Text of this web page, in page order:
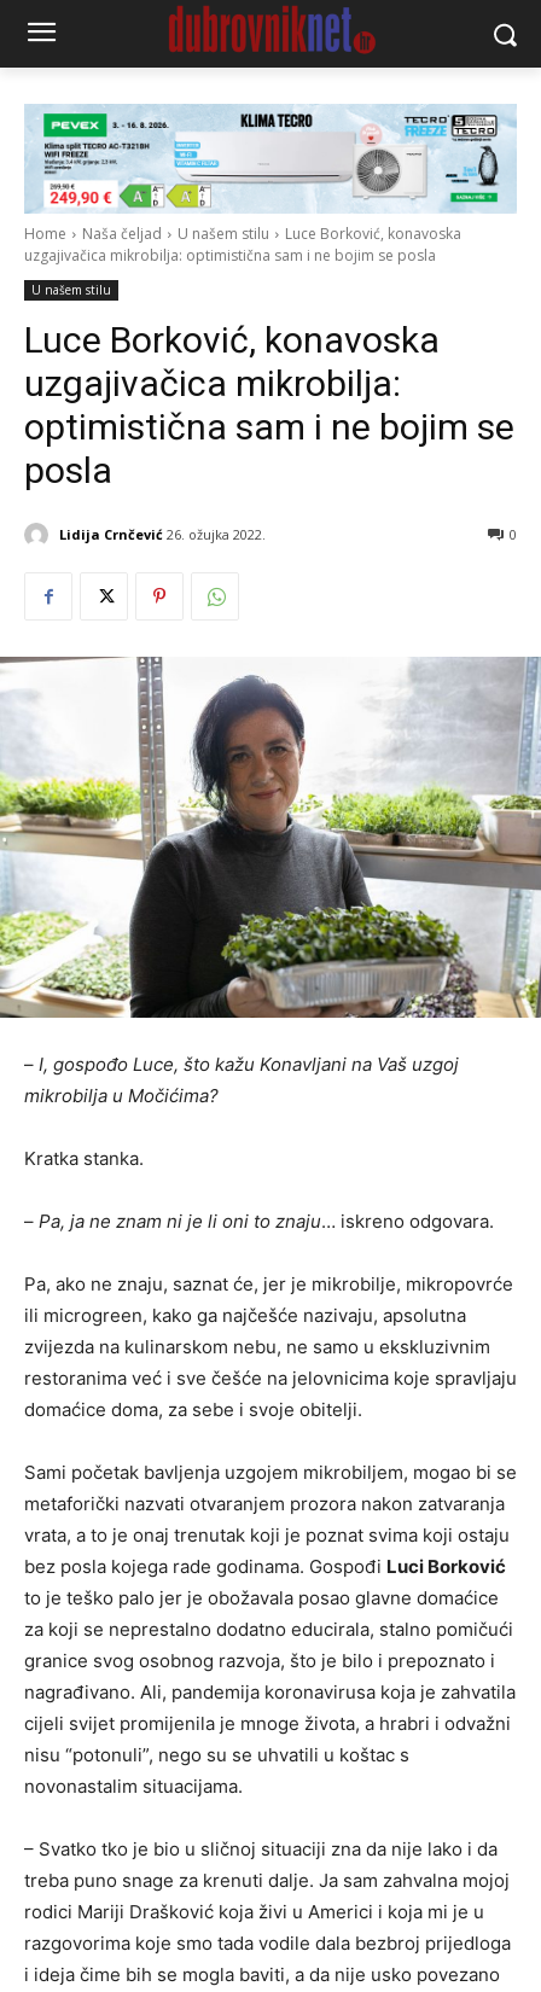
Home Naša čeljad U našem stilu
Luce Borković, konavoska
uzgajivačica mikrobilja: optimistična sam i ne bojim se posla
U našem stilu
Luce Borković, konavoska
uzgajivačica mikrobilja:
optimistična sam i ne bojim se
posla
Lidija Crnčević 26. ožujka 2022. 0
– I, gospođo Luce, što kažu Konavljani na Vaš uzgoj
mikrobilja u Močićima?
Kratka stanka.
– Pa, ja ne znam ni je li oni to znaju… iskreno odgovara.
Pa, ako ne znaju, saznat će, jer je mikrobilje, mikropovrće
ili microgreen, kako ga najčešće nazivaju, apsolutna
zvijezda na kulinarskom nebu, ne samo u ekskluzivnim
restoranima već i sve češće na jelovnicima koje spravljaju
domaćice doma, za sebe i svoje obitelji.
Sami početak bavljenja uzgojem mikrobiljem, mogao bi se
metaforički nazvati otvaranjem prozora nakon zatvaranja
vrata, a to je onaj trenutak koji je poznat svima koji ostaju
bez posla kojega rade godinama. Gospođi Luci Borković
to je teško palo jer je obožavala posao glavne domaćice
za koji se neprestalno dodatno educirala, stalno pomičući
granice svog osobnog razvoja, što je bilo i prepoznato i
nagrađivano. Ali, pandemija koronavirusa koja je zahvatila
cijeli svijet promijenila je mnoge života, a hrabri i odvažni
nisu “potonuli”, nego su se uhvatili u koštac s
novonastalim situacijama.
– Svatko tko je bio u sličnoj situaciji zna da nije lako i da
treba puno snage za krenuti dalje. Ja sam zahvalna mojoj
rodici Mariji Drašković koja živi u Americi i koja mi je u
razgovorima koje smo tada vodile dala bezbroj prijedloga
i ideja čime bih se mogla baviti, a da nije usko povezano